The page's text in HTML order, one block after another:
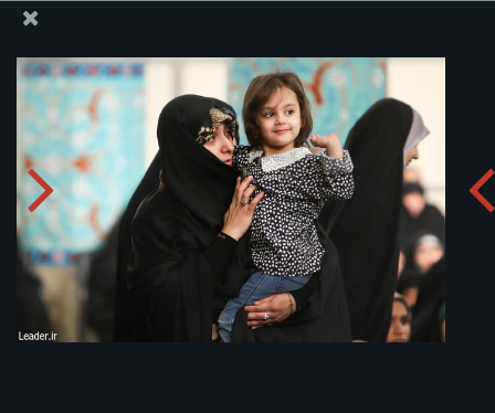
Öğrencilerin İslam İnkılabı Rehberi ile ramazan
buluşması
Albümü indirin: